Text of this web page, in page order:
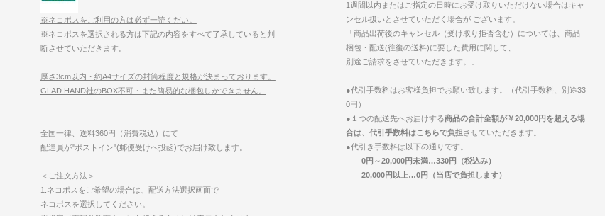
※ネコポスをご利用の方は必ず一読くだい。
※ネコポスを選択される方は下記の内容をすべて了承していると判
断させていただきます。
厚さ3cm以内・約A4サイズの封筒程度と規格が決まっております。
GLAD HAND社のBOX不可・また簡易的な梱包しかできません。
全国一律、送料360円（消費税込）にて
配達員が"ポストイン"(郵便受けへ投函)でお届け致します。
＜ご注文方法＞
1.ネコポスをご希望の場合は、配送方法選択画面で
ネコポスを選択してください。
1週間以内またはご指定の日時にお受け取りいただけない場合はキャ
ンセル扱いとさせていただく場合が ございます。
「商品出荷後のキャンセル（受け取り拒否含む）については、商品
梱包・配送(往復の送料)に要した費用に関して、
別途ご請求をさせていただきます。」
●代引手数料はお客様負担でお願い致します。（代引手数料、別途33
0円）
●１つの配送先へお届けする商品の合計金額が￥20,000円を超える場
合は、代引手数料はこちらで負担させていただきます。
●代引き手数料は以下の通りです。
0円～20,000円未満…330円（税込み）
20,000円以上…0円（当店で負担します）